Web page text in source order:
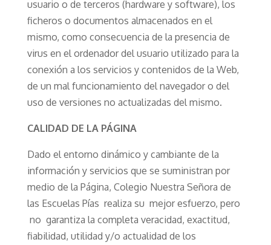
usuario o de terceros (hardware y software), los
ficheros o documentos almacenados en el
mismo, como consecuencia de la presencia de
virus en el ordenador del usuario utilizado para la
conexión a los servicios y contenidos de la Web,
de un mal funcionamiento del navegador o del
uso de versiones no actualizadas del mismo.
CALIDAD DE LA PÁGINA
Dado el entorno dinámico y cambiante de la
información y servicios que se suministran por
medio de la Página, Colegio Nuestra Señora de
las Escuelas Pías realiza su mejor esfuerzo, pero
no garantiza la completa veracidad, exactitud,
fiabilidad, utilidad y/o actualidad de los